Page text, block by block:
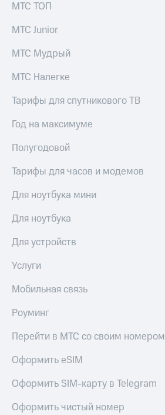
МТС ТОП
МТС Junior
МТС Мудрый
МТС Налегке
Тарифы для спутникового ТВ
Год на максимуме
Полугодовой
Тарифы для часов и модемов
Для ноутбука мини
Для ноутбука
Для устройств
Услуги
Мобильная связь
Роуминг
Перейти в МТС со своим номером
Оформить eSIM
Оформить SIM-карту в Telegram
Оформить чистый номер